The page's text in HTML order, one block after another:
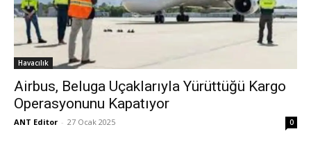
Havacılık
Airbus, Beluga Uçaklarıyla Yürüttüğü Kargo
Operasyonunu Kapatıyor
ANT Editor - 27 Ocak 2025 0